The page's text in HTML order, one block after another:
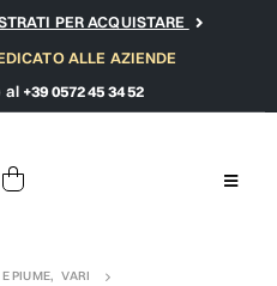
PER ACQUISTARE
ALLE AZIENDE
al +39 0572 45 34 52
PIUME, VARI